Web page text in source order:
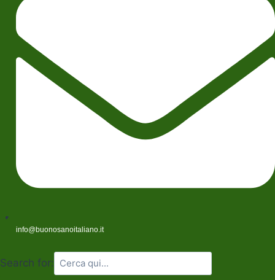
info@buonosanoitaliano.it
Search for: